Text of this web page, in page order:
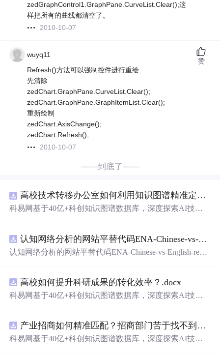
zedGraphControl1.GraphPane.CurveList.Clear();这
样把所有的曲线都清空了。
2010-10-07
wuyq11
Refresh()方法可以强制控件进行重绘
先清除
zedChart.GraphPane.CurveList.Clear();
zedChart.GraphPane.GraphItemList.Clear();
重新绘制
zedChart.AxisChange();
zedChart.Refresh();
2010-10-07
赞
——到底了——
高校技术转移办公室如何利用知识图谱精准定位产业需求与技术适配点？.docx
科易网基于40亿+科创知识图谱数据库，深度探索AI技术
新领域的AI+数智化解决方案，推动科技创新与产业创新
智能化发展。
认知网络分析的网站平替代码ENA-Chinese-vs-English-reproducible.zip
认知网络分析的网站平替代码ENA-Chinese-vs-English-repro
高校如何提升科研成果的转化效率？.docx
科易网基于40亿+科创知识图谱数据库，深度探索AI技术
新领域的AI+数智化解决方案，推动科技创新与产业创新
智能化发展。
产业招商如何精准匹配？招商部门苦于找不到符合产业链补链强链方向的目标企业怎么办？.docx
科易网基于40亿+科创知识图谱数据库，深度探索AI技术